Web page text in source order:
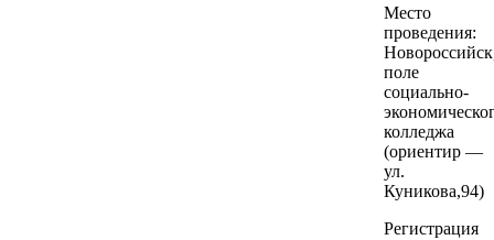
Место
проведения:
поле
социально-
колледжа
(ориентир —
ул.
Куникова,94)
Регистрация